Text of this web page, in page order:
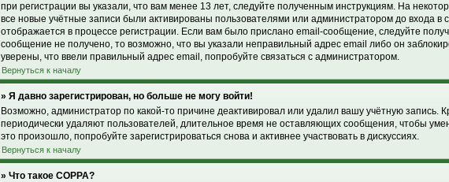
при регистрации вы указали, что вам менее 13 лет, следуйте полученным инструкциям. На
все новые учётные записи были активированы пользователями или администратором до входа в
отображается в процессе регистрации. Если вам было прислано email-сообщение, следуйте
сообщение не получено, то возможно, что вы указали неправильный адрес email либо он
уверены, что ввели правильный адрес email, попробуйте связаться с администратором.
Вернуться к началу
» Я давно зарегистрирован, но больше не могу войти!
Возможно, администратор по какой-то причине деактивировал или удалил вашу учётную запись.
периодически удаляют пользователей, длительное время не оставляющих сообщения, чтобы
это произошло, попробуйте зарегистрироваться снова и активнее участвовать в дискуссиях.
Вернуться к началу
» Что такое COPPA?